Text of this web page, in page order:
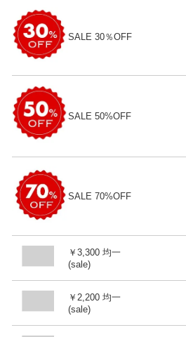
SALE 30％OFF
SALE 50%OFF
SALE 70%OFF
￥3,300 均一
(sale)
￥2,200 均一
(sale)